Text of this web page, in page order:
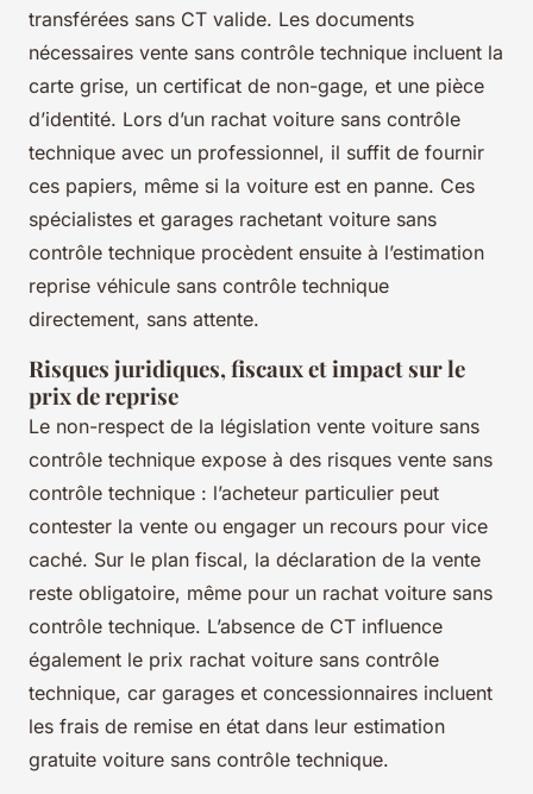
transférées sans CT valide. Les documents
nécessaires vente sans contrôle technique incluent la
carte grise, un certificat de non-gage, et une pièce
d’identité. Lors d’un rachat voiture sans contrôle
technique avec un professionnel, il suffit de fournir
ces papiers, même si la voiture est en panne. Ces
spécialistes et garages rachetant voiture sans
contrôle technique procèdent ensuite à l’estimation
reprise véhicule sans contrôle technique
directement, sans attente.
Risques juridiques, fiscaux et impact sur le
prix de reprise
Le non-respect de la législation vente voiture sans
contrôle technique expose à des risques vente sans
contrôle technique : l’acheteur particulier peut
contester la vente ou engager un recours pour vice
caché. Sur le plan fiscal, la déclaration de la vente
reste obligatoire, même pour un rachat voiture sans
contrôle technique. L’absence de CT influence
également le prix rachat voiture sans contrôle
technique, car garages et concessionnaires incluent
les frais de remise en état dans leur estimation
gratuite voiture sans contrôle technique.